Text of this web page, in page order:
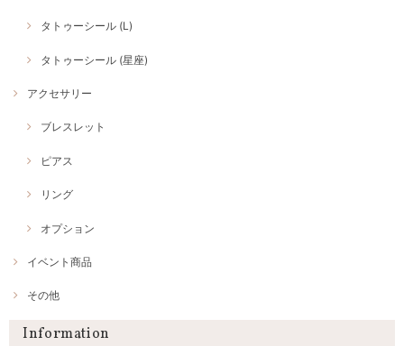
タトゥーシール (L)
タトゥーシール (星座)
アクセサリー
ブレスレット
ピアス
リング
オプション
イベント商品
その他
Information